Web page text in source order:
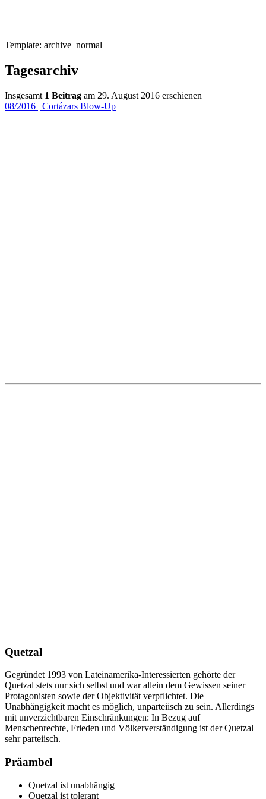
Template: archive_normal
Tagesarchiv
Insgesamt 1 Beitrag am 29. August 2016 erschienen
08/2016 | Cortázars Blow-Up
Quetzal
Gegründet 1993 von Lateinamerika-Interessierten gehörte der
Quetzal stets nur sich selbst und war allein dem Gewissen seiner
Protagonisten sowie der Objektivität verpflichtet. Die
Unabhängigkeit macht es möglich, unparteiisch zu sein. Allerdings
mit unverzichtbaren Einschränkungen: In Bezug auf
Menschenrechte, Frieden und Völkerverständigung ist der Quetzal
sehr parteiisch.
Präambel
Quetzal ist unabhängig
Quetzal ist tolerant